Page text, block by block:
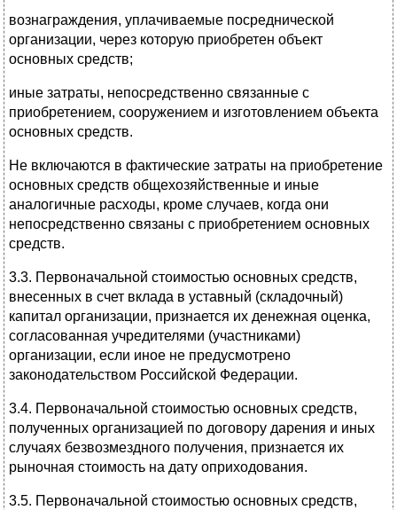
вознаграждения, уплачиваемые посреднической
организации, через которую приобретен объект
основных средств;
иные затраты, непосредственно связанные с
приобретением, сооружением и изготовлением объекта
основных средств.
Не включаются в фактические затраты на приобретение
основных средств общехозяйственные и иные
аналогичные расходы, кроме случаев, когда они
непосредственно связаны с приобретением основных
средств.
3.3. Первоначальной стоимостью основных средств,
внесенных в счет вклада в уставный (складочный)
капитал организации, признается их денежная оценка,
согласованная учредителями (участниками)
организации, если иное не предусмотрено
законодательством Российской Федерации.
3.4. Первоначальной стоимостью основных средств,
полученных организацией по договору дарения и иных
случаях безвозмездного получения, признается их
рыночная стоимость на дату оприходования.
3.5. Первоначальной стоимостью основных средств,